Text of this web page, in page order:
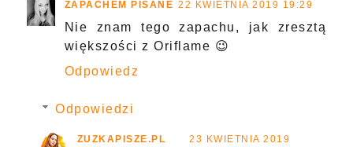
ZAPACHEM PISANE 22 KWIETNIA 2019 19:29
Nie znam tego zapachu, jak zresztą
większości z Oriflame 😉
Odpowiedz
Odpowiedzi
ZUZKAPISZE.PL
23 KWIETNIA 2019